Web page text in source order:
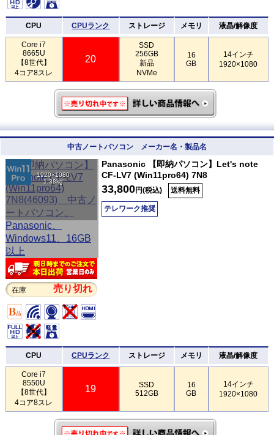
CPU CPUランク ストレージ メモリ 液晶/解像度
Core i7
8665U
【8世代】
4コア8スレ
20
SSD
256GB
新品
NVMe
16
GB
14インチ
1920×1080
中古ノートパソコン メーカー名・製品名
1920×1080
1.38kg
在庫 売り切れ
Panasonic 【即納パソコン】Let's note
CF-LV7 (Win11pro64) 7N8
33,800円(税込) 送料無料
テレワーク推奨
CPU CPUランク ストレージ メモリ 液晶/解像度
Core i7
8550U
【8世代】
4コア8スレ
19
SSD
512GB
16
GB
14インチ
1920×1080